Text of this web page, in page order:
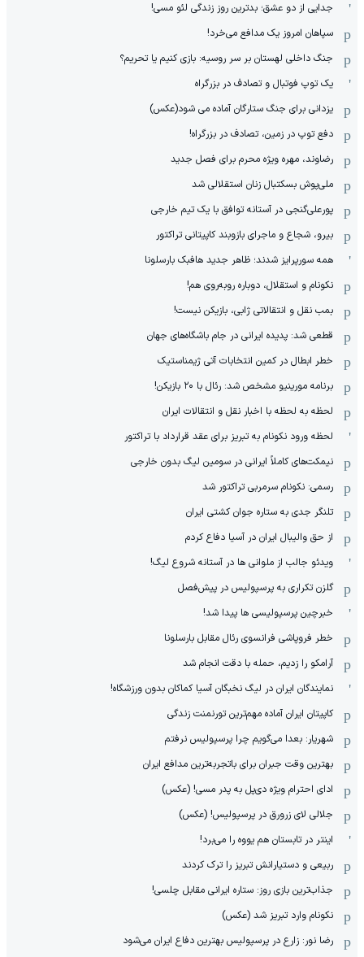
جدایی از دو عشق؛ بدترین روز زندگی لئو مسی!
سپاهان امروز یک مدافع می‌خرد!
جنگ داخلی لهستان بر سر روسیه: بازی کنیم یا تحریم؟
یک توپ فوتبال و تصادف در بزرگراه
یزدانی برای جنگ ستارگان آماده می شود(عکس)
دفع توپ در زمین، تصادف در بزرگراه!
رضاوند، مهره ویژه محرم برای فصل جدید
ملی‌پوش بسکتبال زنان استقلالی شد
پورعلی‌گنجی در آستانه توافق با یک تیم خارجی
بیرو، شجاع و ماجرای بازوبند کاپیتانی تراکتور
همه سورپرایز شدند؛ ظاهر جدید هافبک بارسلونا
نکونام و استقلال، دوباره روبه‌روی هم!
بمب نقل و انتقالاتی ژابی، بازیکن نیست!
قطعی شد: پدیده ایرانی در جام باشگاه‌های جهان
خطر ابطال در کمین انتخابات آتی ژیمناستیک
برنامه مورینیو مشخص شد: رئال با ۲۰ بازیکن!
لحظه به لحظه با اخبار نقل و انتقالات ایران
لحظه ورود نکونام به تبریز برای عقد قرارداد با تراکتور
نیمکت‌های کاملاً ایرانی در سومین لیگ بدون خارجی
رسمی: نکونام سرمربی تراکتور شد
تلنگر جدی به ستاره جوان کشتی ایران
از حق والیبال ایران در آسیا دفاع کردم
ویدئو جالب از ملوانی ها در آستانه شروع لیگ!
گلزن تکراری به پرسپولیس در پیش‌فصل
خبرچین پرسپولیسی ها پیدا شد!
خطر فروپاشی فرانسوی رئال مقابل بارسلونا
آرامکو را زدیم، حمله با دقت انجام شد
نمایندگان ایران در لیگ نخبگان آسیا کماکان بدون ورزشگاه!
کاپیتان ایران آماده مهم‌ترین تورنمنت زندگی
شهریار: بعدا می‌گویم چرا پرسپولیس نرفتم
بهترین وقت جبران برای باتجربه‌ترین مدافع ایران
ادای احترام ویژه دی‌پل به پدر مسی! (عکس)
جلالی لای زرورق در پرسپولیس! (عکس)
اینتر در تابستان هم یووه را می‌برد!
ربیعی و دستیارانش تبریز را ترک کردند
جذاب‌ترین بازی روز: ستاره ایرانی مقابل چلسی!
نکونام وارد تبریز شد (عکس)
رضا نور: زارع در پرسپولیس بهترین دفاع ایران می‌شود